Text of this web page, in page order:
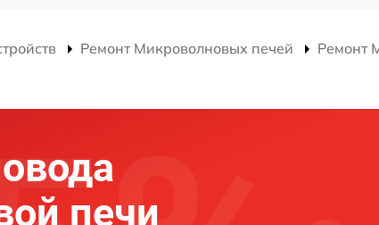
Ремонт Микроволновых печей
Ремонт
печи